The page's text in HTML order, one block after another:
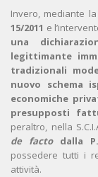
Invero, mediante
15/2011 e
una
legittimante
tradizionali
nuovo schema
economiche
presupposti
peraltro, nella
de facto dalla
possedere tutti i
attività.